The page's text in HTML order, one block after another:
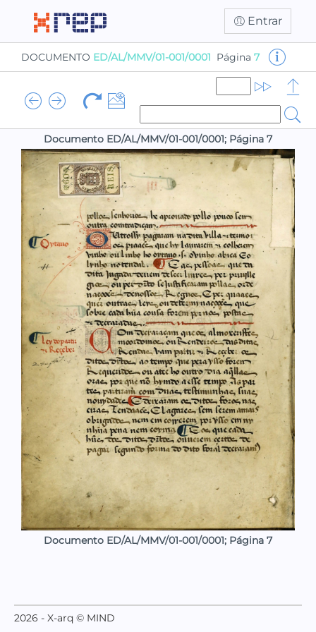
Entrar
DOCUMENTO ED/AL/MMV/01-001/0001 Página 7
Documento ED/AL/MMV/01-001/0001; Página 7
Documento ED/AL/MMV/01-001/0001; Página 7
2026 - X-arq © MIND